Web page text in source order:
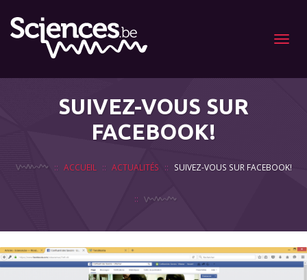
Menu
SUIVEZ-VOUS SUR
FACEBOOK!
ACCUEIL ACTUALITÉS SUIVEZ-VOUS SUR FACEBOOK!